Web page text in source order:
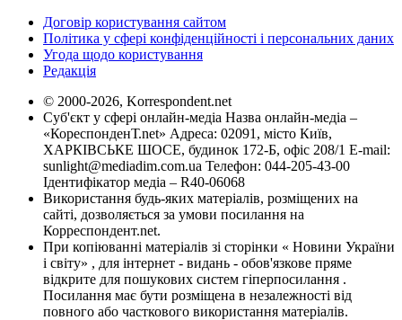
Договір користування сайтом
Політика у сфері конфіденційності і персональних даних
Угода щодо користування
Редакція
© 2000-2026, Korrespondent.net
Суб'єкт у сфері онлайн-медіа Назва онлайн-медіа –
«КореспонденТ.net» Адреса: 02091, місто Київ,
ХАРКІВСЬКЕ ШОСЕ, будинок 172-Б, офіс 208/1 E-mail:
sunlight@mediadim.com.ua Телефон: 044-205-43-00
Ідентифікатор медіа – R40-06068
Використання будь-яких матеріалів, розміщених на
сайті, дозволяється за умови посилання на
Корреспондент.net.
При копіюванні матеріалів зі сторінки « Новини України
і світу» , для інтернет - видань - обов'язкове пряме
відкрите для пошукових систем гіперпосилання .
Посилання має бути розміщена в незалежності від
повного або часткового використання матеріалів.